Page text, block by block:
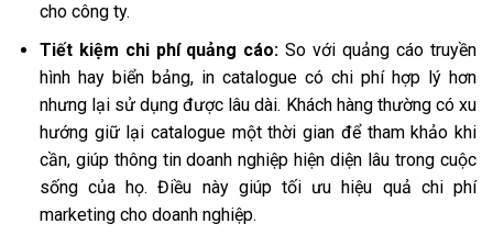
cho công ty.
Tiết kiệm chi phí quảng cáo: So với quảng cáo truyền
hình hay biển bảng, in catalogue có chi phí hợp lý hơn
nhưng lại sử dụng được lâu dài. Khách hàng thường có xu
hướng giữ lại catalogue một thời gian để tham khảo khi
cần, giúp thông tin doanh nghiệp hiện diện lâu trong cuộc
sống của họ. Điều này giúp tối ưu hiệu quả chi phí
marketing cho doanh nghiệp.